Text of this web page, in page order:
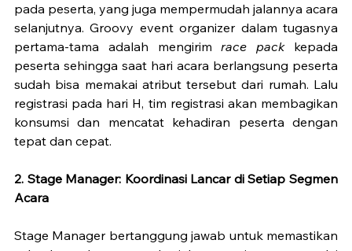
pada peserta, yang juga mempermudah jalannya acara
selanjutnya. Groovy event organizer dalam tugasnya
pertama-tama adalah mengirim race pack kepada
peserta sehingga saat hari acara berlangsung peserta
sudah bisa memakai atribut tersebut dari rumah. Lalu
registrasi pada hari H, tim registrasi akan membagikan
konsumsi dan mencatat kehadiran peserta dengan
tepat dan cepat.
2. Stage Manager: Koordinasi Lancar di Setiap Segmen
Acara
Stage Manager bertanggung jawab untuk memastikan